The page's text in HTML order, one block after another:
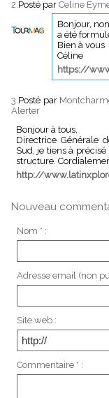
2.Posté par Celine
Bonjour,
a été
Bien à vous
Céline
https://
3.Posté par
Alerter
Bonjour à tous,
Directrice Générale
Sud, je tiens à
structure.
http://
Nouveau
Nom * :
Adresse email (non
Site web :
Commentaire * :